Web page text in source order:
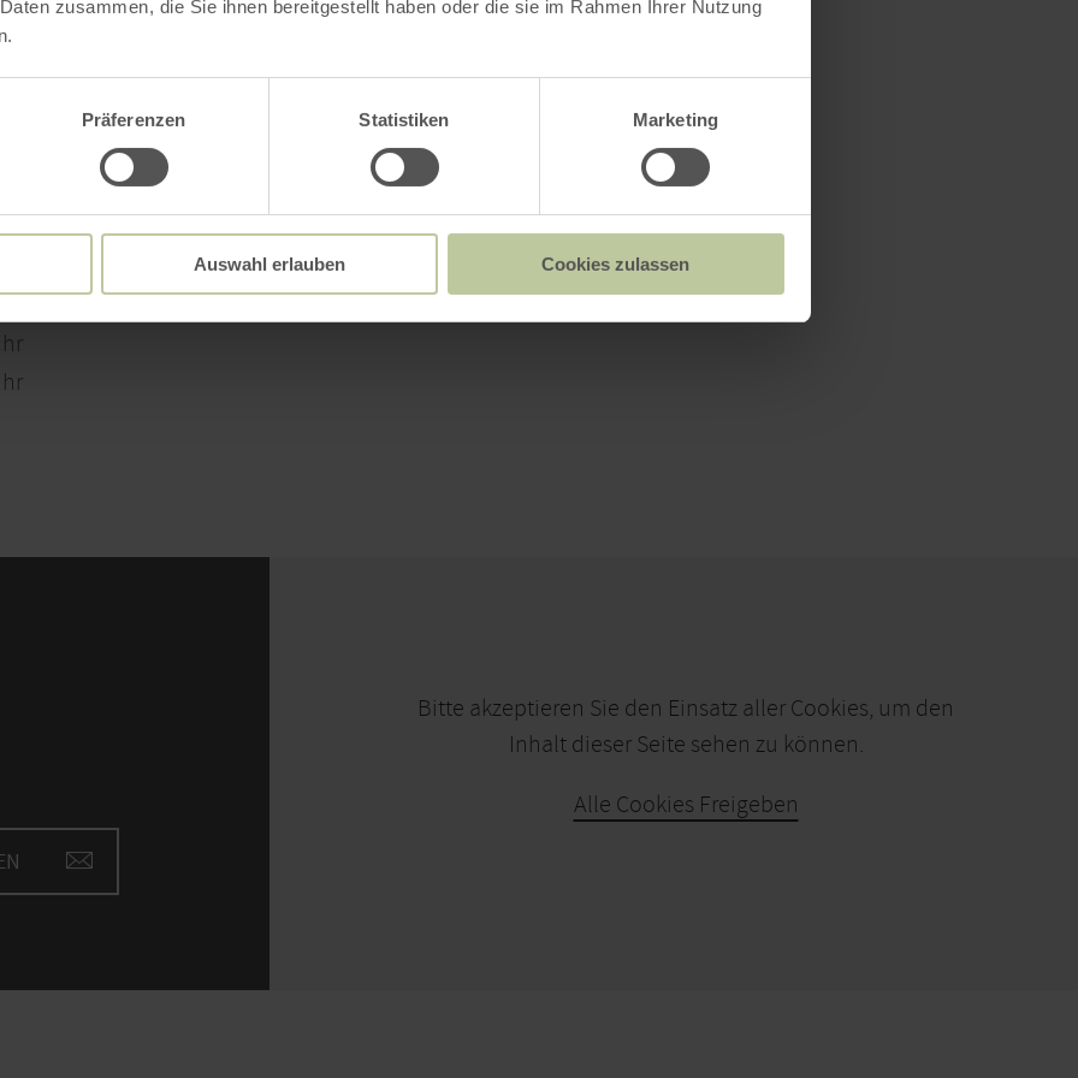
zusammen, die Sie ihnen bereitgestellt haben oder die sie im Rahmen Ihrer Nutzung
Präferenzen Statistiken Marketing
Auswahl erlauben Cookies zulassen
Bitte akzeptieren Sie den Einsatz aller Cookies, um den
Inhalt dieser Seite sehen zu können.
Alle Cookies Freigeben